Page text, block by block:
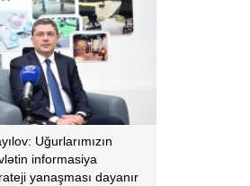
sayılacaq
Uğurlarımızın
informasiya
yanaşması dayanır